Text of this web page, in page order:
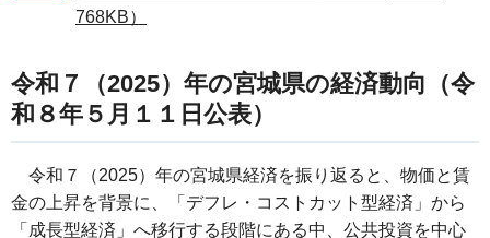
768KB）
令和７（2025）年の宮城県の経済動向（令
和８年５月１１日公表）
令和７（2025）年の宮城県経済を振り返ると、物価と賃
金の上昇を背景に、「デフレ・コストカット型経済」から
「成長型経済」へ移行する段階にある中、公共投資を中心